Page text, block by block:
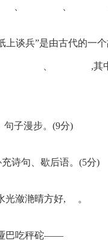
、 来形容
上谈兵”是由古代的一
杨、 、 ,其
。
句子漫步。(9分)
充诗句、歇后语。(5分)
光潋滟晴方好, 。
巴吃秤砣——